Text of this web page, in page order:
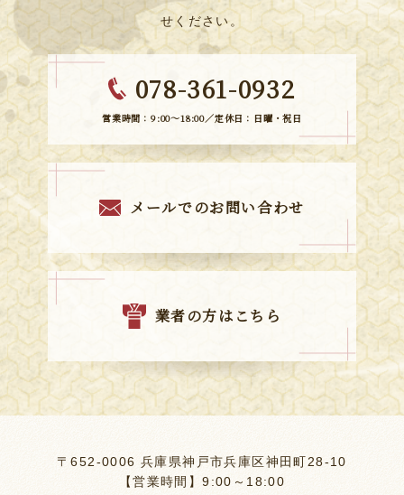
せください。
078-361-0932
営業時間：9:00～18:00／定休日：日曜・祝日
メールでのお問い合わせ
業者の方はこちら
〒652-0006 兵庫県神戸市兵庫区神田町28-10
【営業時間】9:00～18:00